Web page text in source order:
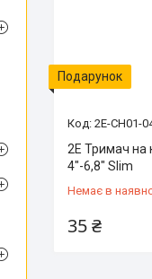
Подарунок
2E-CH01-
2E Тримач на
4"-6,8" Slim
Немає в
35 ₴